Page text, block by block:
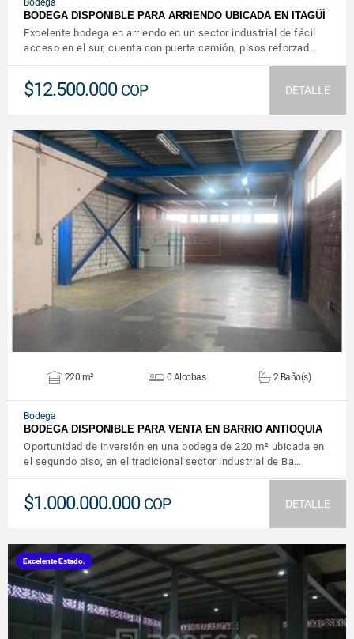
Bodega
BODEGA DISPONIBLE PARA ARRIENDO UBICADA EN ITAGÜÍ
Excelente bodega en arriendo en un sector industrial de fácil
acceso en el sur, cuenta con puerta camión, pisos reforzad…
$12.500.000 COP DETALLE
VER DETALLES
220 m² 0 Alcobas 2 Baño(s)
Bodega
BODEGA DISPONIBLE PARA VENTA EN BARRIO ANTIOQUIA
Oportunidad de inversión en una bodega de 220 m² ubicada en
el segundo piso, en el tradicional sector industrial de Ba…
$1.000.000.000 COP DETALLE
Excelente Estado.